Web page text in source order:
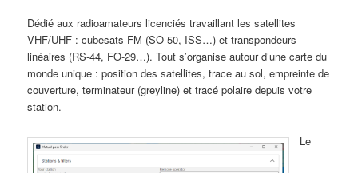
Dédié aux radioamateurs licenciés travaillant les satellites
VHF/UHF : cubesats FM (SO-50, ISS…) et transpondeurs
linéaires (RS-44, FO-29…). Tout s’organise autour d’une carte du
monde unique : position des satellites, trace au sol, empreinte de
couverture, terminateur (greyline) et tracé polaire depuis votre
station.
Le